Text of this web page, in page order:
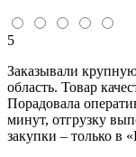
5
Заказывали
область. Товар
Порадовала
минут, отгрузку
закупки – только в